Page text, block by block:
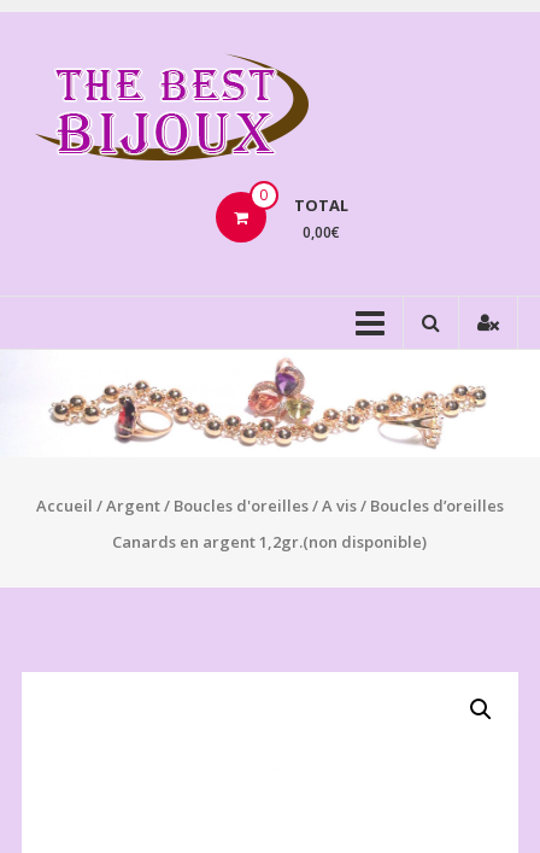
Aller
contenu
0 TOTAL
0,00€
Accueil /Argent/ Boucles d'oreilles/A vis/ Boucles d’oreilles
Canards en argent 1,2gr.(non disponible)